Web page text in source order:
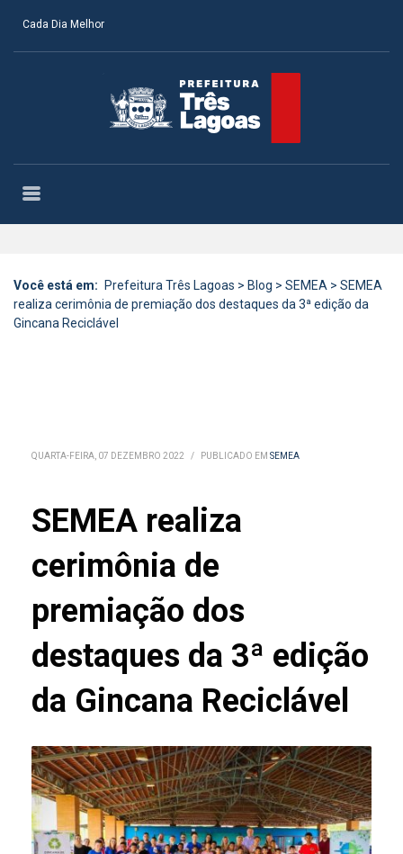
Cada Dia Melhor
Você está em: Prefeitura Três Lagoas > Blog > SEMEA > SEMEA
realiza cerimônia de premiação dos destaques da 3ª edição da
Gincana Reciclável
QUARTA-FEIRA, 07 DEZEMBRO 2022 / PUBLICADO EM SEMEA
SEMEA realiza
cerimônia de
premiação dos
destaques da 3ª edição
da Gincana Reciclável